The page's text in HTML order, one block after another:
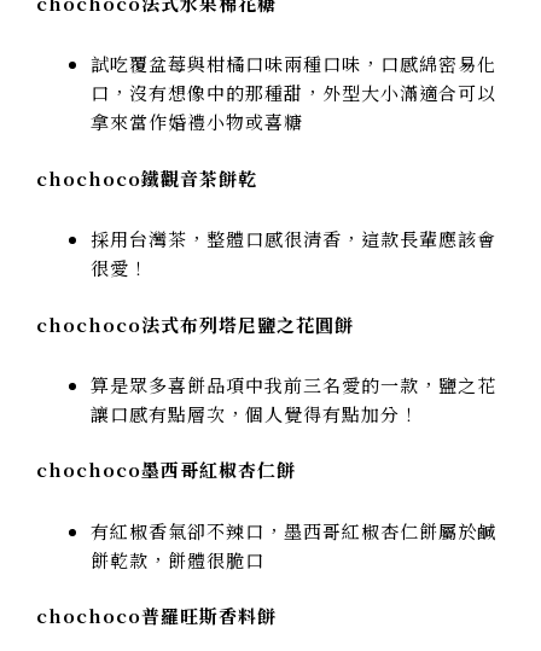
試吃覆盆莓與柑橘口味兩種口味，口感綿密易化
口，沒有想像中的那種甜，外型大小滿適合可以
拿來當作婚禮小物或喜糖
chochoco鐵觀音茶餅乾
採用台灣茶，整體口感很清香，這款長輩應該會
很愛！
chochoco法式布列塔尼鹽之花圓餅
算是眾多喜餅品項中我前三名愛的一款，鹽之花
讓口感有點層次，個人覺得有點加分！
chochoco墨西哥紅椒杏仁餅
有紅椒香氣卻不辣口，墨西哥紅椒杏仁餅屬於鹹
餅乾款，餅體很脆口
chochoco普羅旺斯香料餅